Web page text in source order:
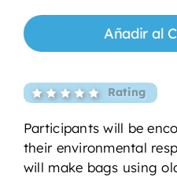
Añadir al
Rating
Participants will be
their environmental
will make bags using